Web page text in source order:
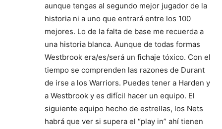
aunque tengas al segundo mejor jugador de la
historia ni a uno que entrará entre los 100
mejores. Lo de la falta de base me recuerda a
una historia blanca. Aunque de todas formas
Westbrook era/es/será un fichaje tóxico. Con el
tiempo se comprenden las razones de Durant
de irse a los Warriors. Puedes tener a Harden y
a Westbrook y es difícil hacer un equipo. El
siguiente equipo hecho de estrellas, los Nets
habrá que ver si supera el “play in” ahí tienen